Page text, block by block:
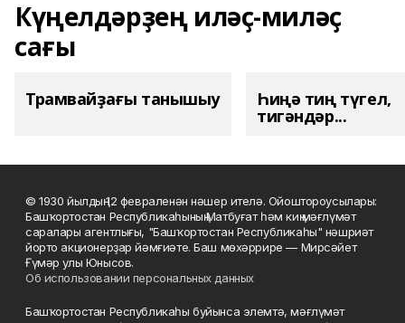
Күңелдәрҙең иләҫ-миләҫ
сағы
Трамвайҙағы танышыу Һиңә тиң түгел,
тигәндәр...
© 1930 йылдың 12 февраленән нәшер ителә. Ойоштороусылары:
Башҡортостан Республикаһының Матбуғат һәм киң мәғлүмәт
саралары агентлығы, "Башҡортостан Республикаһы" нәшриәт
йорто акционерҙар йәмғиәте. Баш мөхәррире — Мирсәйет
Ғүмәр улы Юнысов.
Об использовании персональных данных
Башҡортостан Республикаһы буйынса элемтә, мәғлүмәт